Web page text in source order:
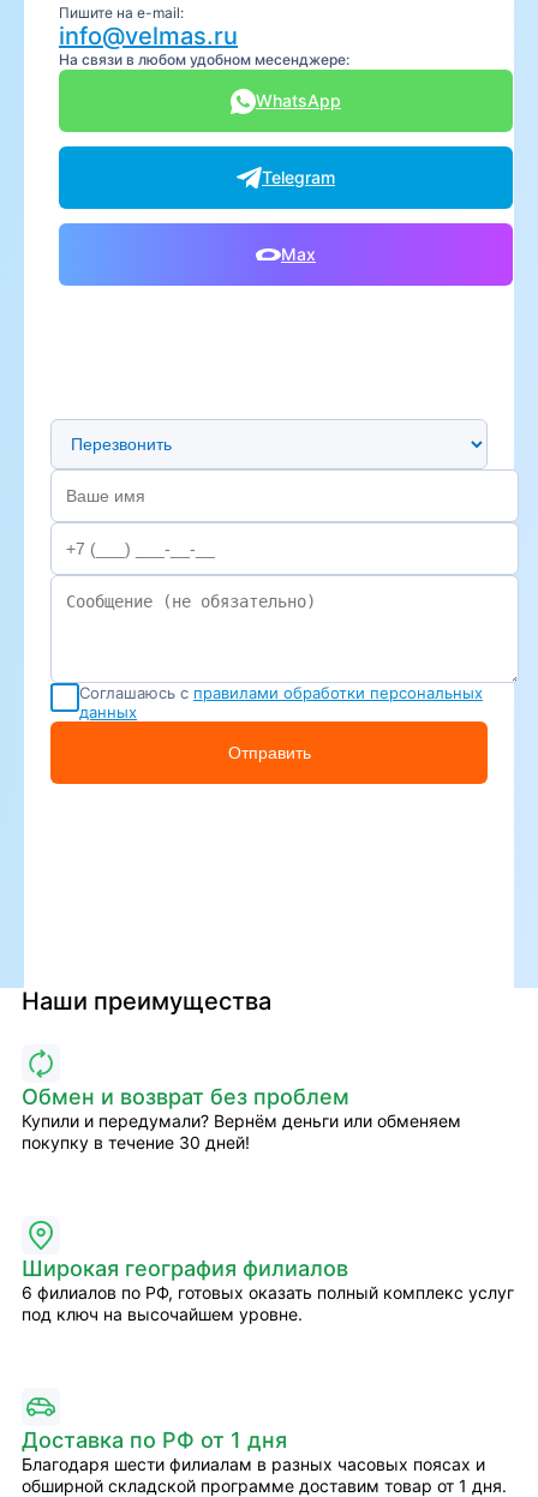
Пишите на e-mail:
info@velmas.ru
На связи в любом удобном месенджере:
WhatsApp
Telegram
Max
Предпочтительный способ связи
Соглашаюсь с правилами обработки персональных
данных
Отправить
Наши преимущества
Обмен и возврат без проблем
Купили и передумали? Вернём деньги или обменяем
покупку в течение 30 дней!
Широкая география филиалов
6 филиалов по РФ, готовых оказать полный комплекс услуг
под ключ на высочайшем уровне.
Доставка по РФ от 1 дня
Благодаря шести филиалам в разных часовых поясах и
обширной складской программе доставим товар от 1 дня.